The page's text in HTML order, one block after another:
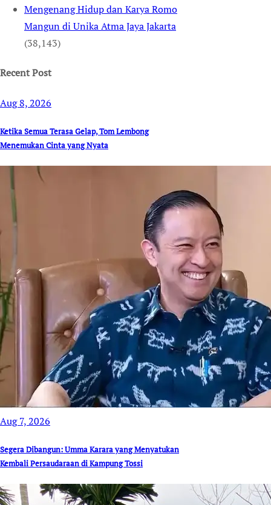
Mengenang Hidup dan Karya Romo
Mangun di Unika Atma Jaya Jakarta
(38,143)
Recent Post
Aug 8, 2026
Ketika Semua Terasa Gelap, Tom Lembong
Menemukan Cinta yang Nyata
Aug 7, 2026
Segera Dibangun: Umma Karara yang Menyatukan
Kembali Persaudaraan di Kampung Tossi